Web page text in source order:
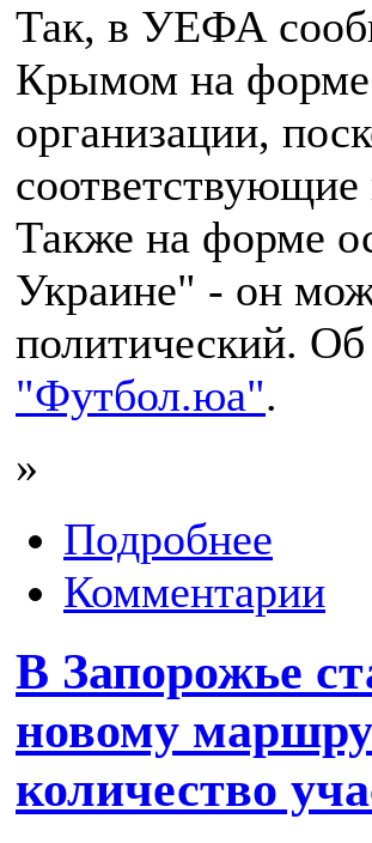
Так, в УЕФА
Крымом на форме
организации,
соответствующие
Также на форме
Украине" - он
политический.
"Футбол.юа".
»
Подробнее
Комментарии
В Запорожье
новому
количество